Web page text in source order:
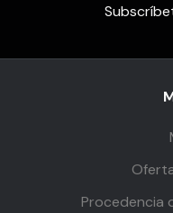
Procedencia